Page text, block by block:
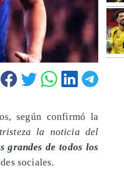
según confirmó la
la noticia del
grandes de todos los
sociales.